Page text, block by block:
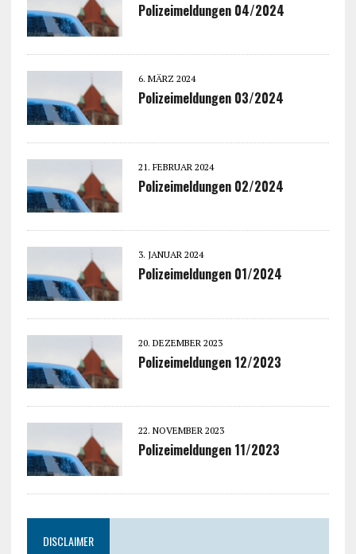
Polizeimeldungen 04/2024
6. MÄRZ 2024
Polizeimeldungen 03/2024
21. FEBRUAR 2024
Polizeimeldungen 02/2024
3. JANUAR 2024
Polizeimeldungen 01/2024
20. DEZEMBER 2023
Polizeimeldungen 12/2023
22. NOVEMBER 2023
Polizeimeldungen 11/2023
DISCLAIMER